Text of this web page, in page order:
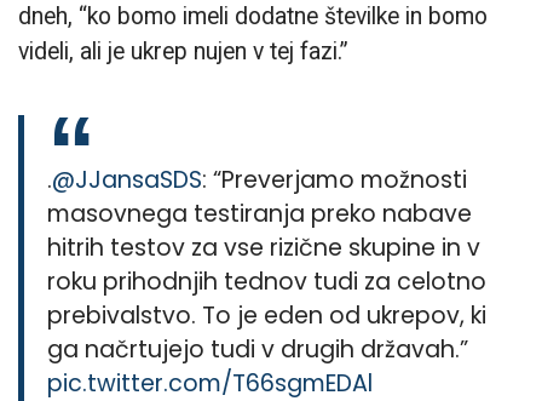
dneh, “ko bomo imeli dodatne številke in bomo
videli, ali je ukrep nujen v tej fazi.”
.@JJansaSDS: “Preverjamo možnosti
masovnega testiranja preko nabave
hitrih testov za vse rizične skupine in v
roku prihodnjih tednov tudi za celotno
prebivalstvo. To je eden od ukrepov, ki
ga načrtujejo tudi v drugih državah.”
pic.twitter.com/T66sgmEDAl